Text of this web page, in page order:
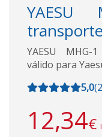
YAESU
transporte
YAESU
válido para
5,0(2
12,34€